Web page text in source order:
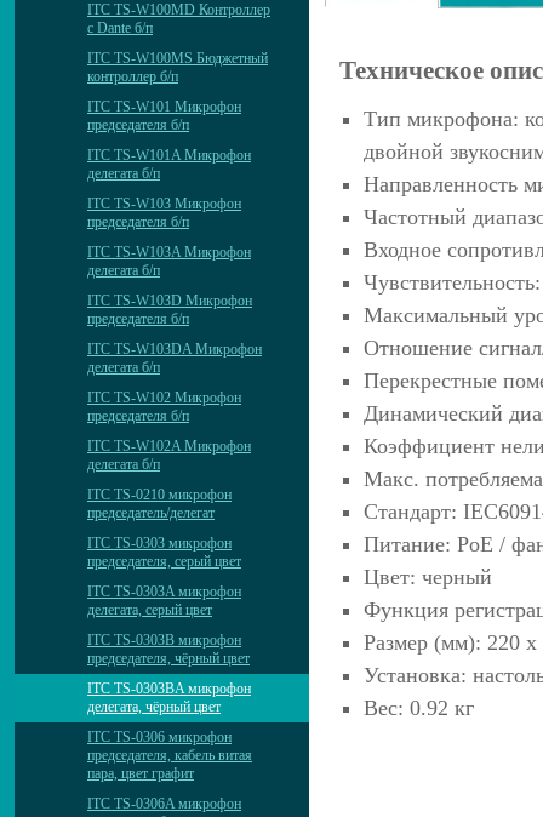
ITC TS-W100MD Контроллер
с Dante б/п
ITC TS-W100MS Бюджетный
контроллер б/п
ITC TS-W101 Микрофон
председателя б/п
ITC TS-W101A Микрофон
делегата б/п
ITC TS-W103 Микрофон
председателя б/п
ITC TS-W103A Микрофон
делегата б/п
ITC TS-W103D Микрофон
председателя б/п
ITC TS-W103DA Микрофон
делегата б/п
ITC TS-W102 Микрофон
председателя б/п
ITC TS-W102A Микрофон
делегата б/п
ITC TS-0210 микрофон
председатель/делегат
ITC TS-0303 микрофон
председателя, серый цвет
ITC TS-0303A микрофон
делегата, серый цвет
ITC TS-0303B микрофон
председателя, чёрный цвет
ITC TS-0303BA микрофон
делегата, чёрный цвет
ITC TS-0306 микрофон
председателя, кабель витая
пара, цвет графит
ITC TS-0306A микрофон
Техническое
Тип микрофона:
двойной
Направленность
Частотный
Входное
Максимальный
Отношение
Перекрестные
Динамический
Коэффициент
Макс.
Стандарт:
Питание: PoE /
Цвет: черный
Функция
Размер (мм): 220 х
Установка:
Вес: 0.92 кг